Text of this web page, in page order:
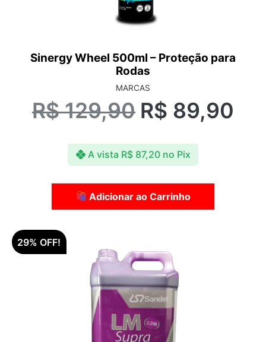
Sinergy Wheel 500ml – Proteção para
Rodas
MARCAS
R$129,90 R$ 89,90
A vista R$87,20 no Pix
Adicionar ao Carrinho
29% OFF!